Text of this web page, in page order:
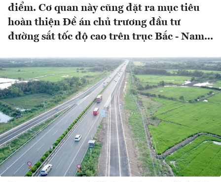
điểm. Cơ quan này cũng đặt ra mục tiêu
hoàn thiện Đề án chủ trương đầu tư
đường sắt tốc độ cao trên trục Bắc - Nam...